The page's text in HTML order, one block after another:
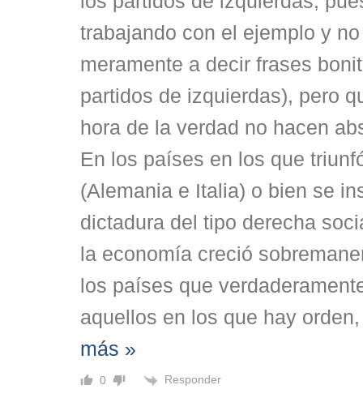
trabajando con el ejemplo y
meramente a decir frases
partidos de izquierdas), pero
hora de la verdad no hacen
En los países en los que
(Alemania e Italia) o bien se
dictadura del tipo derecha
la economía creció
los países que
aquellos en los que hay
más »
0 Responder